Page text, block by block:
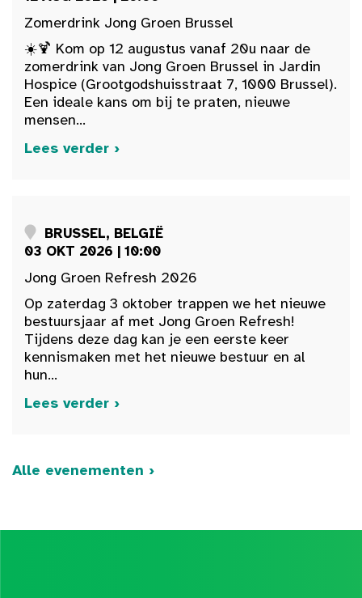
Zomerdrink Jong Groen Brussel
☀️🍹 Kom op 12 augustus vanaf 20u naar de
zomerdrink van Jong Groen Brussel in Jardin
Hospice (Grootgodshuisstraat 7, 1000 Brussel).
Een ideale kans om bij te praten, nieuwe
mensen...
Lees verder ›
BRUSSEL, BELGIË
03 OKT 2026 | 10:00
Jong Groen Refresh 2026
Op zaterdag 3 oktober trappen we het nieuwe
bestuursjaar af met Jong Groen Refresh!
Tijdens deze dag kan je een eerste keer
kennismaken met het nieuwe bestuur en al
hun...
Lees verder ›
Alle evenementen ›